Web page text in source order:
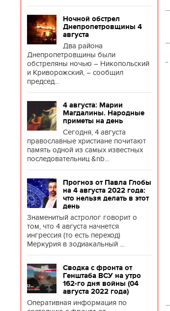
Ночной обстрел
Днепропетровщины 4
августа
Два района
Днепропетровщины были
обстреляны ночью – Никопольский
и Криворожский, – сообщил
председ...
4 августа: Марии
Магдалины. Народные
приметы на день
Сегодня, 4 августа
православные христиане почитают
память одной из самых известных
последовательниц &nb...
Прогноз от Павла Глобы
на 4 августа 2022 года:
что нельзя делать в этот
день
Знаменитый астролог говорит о
том, что 4 августа начнется
ингрессия (то есть переход)
Меркурия в зодиакальный ...
Сводка с фронта от
Генштаба ВСУ на утро
162-го дня войны (04
августа 2022 года)
Оперативная информация по